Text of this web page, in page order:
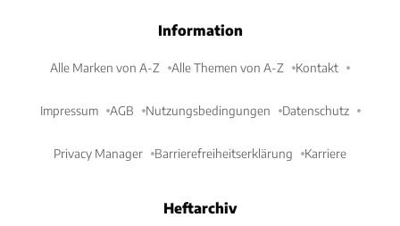
Information
Alle Marken von A-Z Alle Themen von A-Z Kontakt
Impressum AGB Nutzungsbedingungen Datenschutz
Privacy Manager Barrierefreiheitserklärung Karriere
Heftarchiv